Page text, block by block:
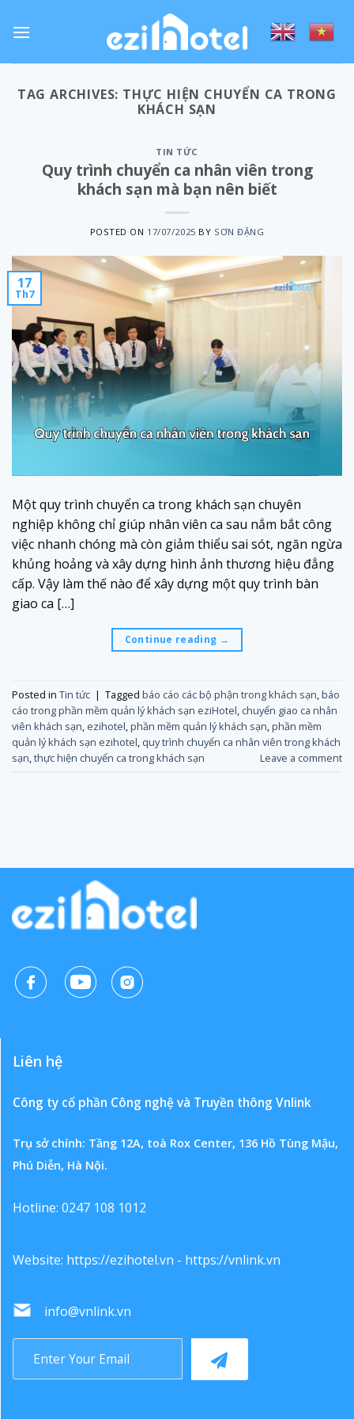
TAG ARCHIVES: THỰC HIỆN CHUYỂN CA TRONG
KHÁCH SẠN
TIN TỨC
Quy trình chuyển ca nhân viên trong
khách sạn mà bạn nên biết
POSTED ON 17/07/2025 BY SƠN ĐẶNG
17
Th7
Một quy trình chuyển ca trong khách sạn chuyên
nghiệp không chỉ giúp nhân viên ca sau nắm bắt công
việc nhanh chóng mà còn giảm thiểu sai sót, ngăn ngừa
khủng hoảng và xây dựng hình ảnh thương hiệu đẳng
cấp. Vậy làm thế nào để xây dựng một quy trình bàn
giao ca […]
Continue reading →
Posted in Tin tức | Tagged báo cáo các bộ phận trong khách sạn,báo
cáo trong phần mềm quản lý khách sạn eziHotel, chuyển giao ca nhân
viên khách sạn, ezihotel,phần mềm quản lý khách sạn,phần mềm
quản lý khách sạn ezihotel, quy trình chuyển ca nhân viên trong khách
sạn,thực hiện chuyển ca trong khách sạn Leave a comment
Liên hệ
Công ty cổ phần Công nghệ và Truyền thông Vnlink
Trụ sở chính: Tầng 12A, toà Rox Center, 136 Hồ Tùng Mậu,
Phú Diễn, Hà Nội.
Hotline: 0247 108 1012
Website: https://ezihotel.vn - https://vnlink.vn
info@vnlink.vn